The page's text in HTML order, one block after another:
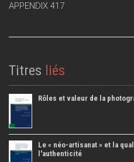
APPENDIX 417
Titres liés
Rôles et valeur de la
Le « néo-artisanat » et la
l'authenticité